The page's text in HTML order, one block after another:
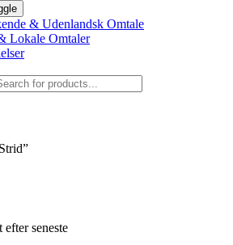
& Udenlandsk Omtale
Lokale Omtaler
efter seneste